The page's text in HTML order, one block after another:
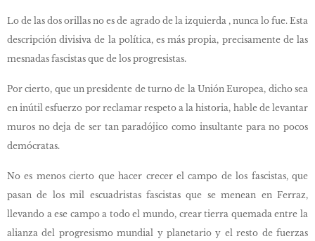
Lo de las dos orillas no es de agrado de la izquierda , nunca lo fue. Esta
descripción divisiva de la política, es más propia, precisamente de las
mesnadas fascistas que de los progresistas.
Por cierto, que un presidente de turno de la Unión Europea, dicho sea
en inútil esfuerzo por reclamar respeto a la historia, hable de levantar
muros no deja de ser tan paradójico como insultante para no pocos
demócratas.
No es menos cierto que hacer crecer el campo de los fascistas, que
pasan de los mil escuadristas fascistas que se menean en Ferraz,
llevando a ese campo a todo el mundo, crear tierra quemada entre la
alianza del progresismo mundial y planetario y el resto de fuerzas